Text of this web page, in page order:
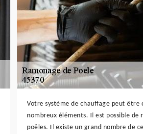
Votre système de chauffage peut être
nombreux éléments. Il est possible de
poêles. Il existe un grand nombre de